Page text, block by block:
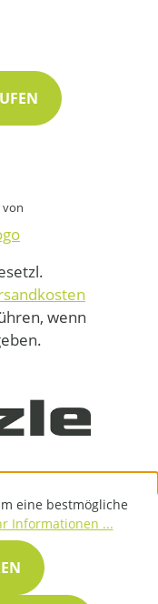
von
wenn
eine bestmögliche
Informationen ...